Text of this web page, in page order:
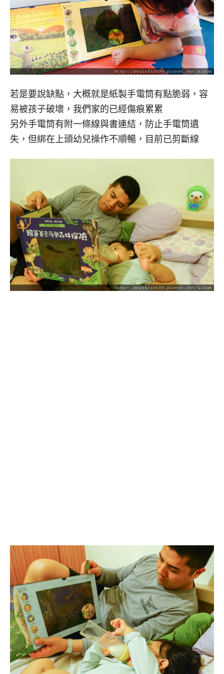
若是要說缺點，大概就是紙製手電筒有點脆弱，容
易被孩子破壞，我們家的已經傷痕累累
另外手電筒有附一條線與書連結，防止手電筒遺
失，但綁在上頭幼兒操作不順暢，目前已剪斷線